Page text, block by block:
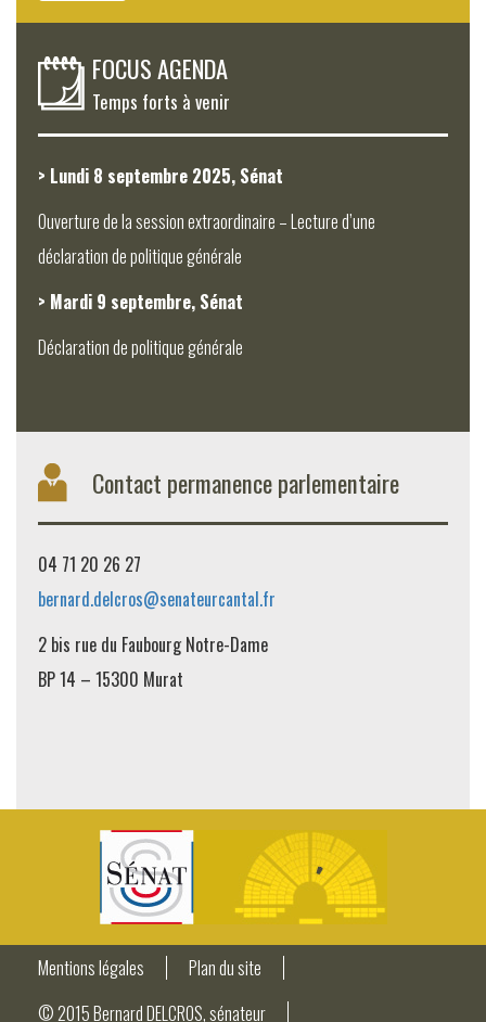
FOCUS AGENDA
Temps forts à venir
> Lundi 8 septembre 2025, Sénat
Ouverture de la session extraordinaire – Lecture d’une
déclaration de politique générale
> Mardi 9 septembre, Sénat
Déclaration de politique générale
Contact permanence parlementaire
04 71 20 26 27
bernard.delcros@senateurcantal.fr
2 bis rue du Faubourg Notre-Dame
BP 14 – 15300 Murat
Mentions légales
Plan du site
© 2015 Bernard DELCROS, sénateur